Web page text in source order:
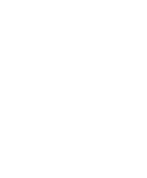
של
עם מנועי בנזין